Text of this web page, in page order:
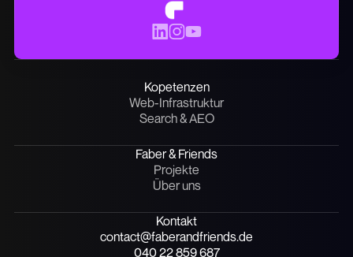
Kopetenzen
Web-Infrastruktur
Search & AEO
Faber & Friends
Projekte
Über uns
Kontakt
contact@faberandfriends.de
040 22 859 687